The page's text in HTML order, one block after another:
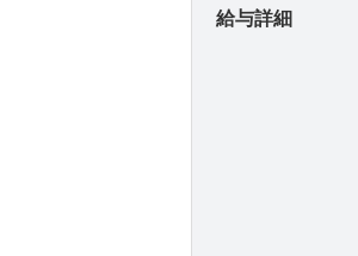
給与詳細